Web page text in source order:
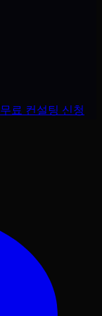
무료 컨설팅 신청